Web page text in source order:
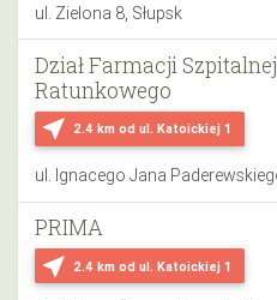
ul. Zielona 8, Słupsk
near_me 2.4 km od ul. Katoickiej 1
Dział Farmacji
Ratunkowego
ul. Ignacego Jana
near_me 2.4 km od ul. Katoickiej 1
PRIMA